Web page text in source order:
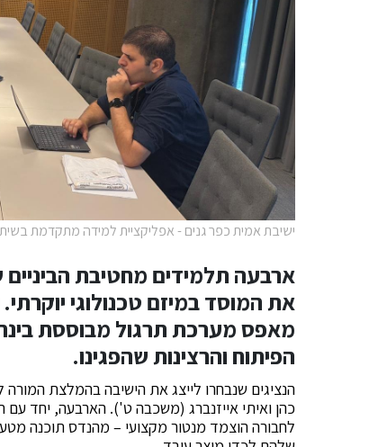
ישיבת אמית כפר גנים - אפליקציית למידה מתקדמת
ארבעה תלמידים מחטיבת
את המוסד במיזם טכנולוגי
מאפס מערכת תרגול מבוססת
הפיתוח והרצינות שהפגינו.
הנציגים שנבחרו לייצג את הישיבה בהמלצת
כהן ואיתי אייזנברג (משכבה ט'). הארבעה, יחד
לחבורה הוצמד מנטור מקצועי – מהנדס תוכנה